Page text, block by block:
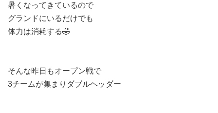
暑くなってきているので
グランドにいるだけでも
体力は消耗する🤣
そんな昨日もオープン戦で
3チームが集まりダブルヘッダー